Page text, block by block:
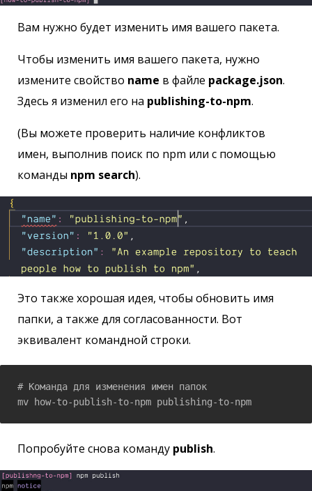
Вам нужно будет изменить имя вашего пакета.
Чтобы изменить имя вашего пакета, нужно
измените свойство name в файле package.json.
Здесь я изменил его на publishing-to-npm.
(Вы можете проверить наличие конфликтов
имен, выполнив поиск по npm или с помощью
команды npm search).
Это также хорошая идея, чтобы обновить имя
папки, а также для согласованности. Вот
эквивалент командной строки.
# Команда для изменения имен папок
mv how-to-publish-to-npm publishing-to-npm
Попробуйте снова команду publish.